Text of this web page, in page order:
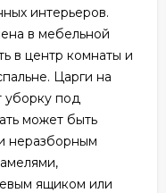
интерьеров.
в мебельной
в центр комнаты и
Царги на
уборку под
может быть
неразборным
ящиком или